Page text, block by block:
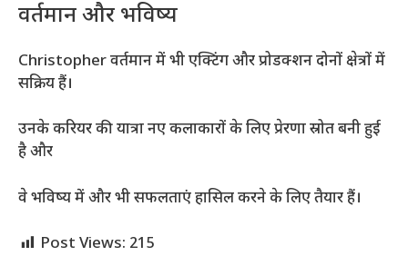
वर्तमान और भविष्य
Christopher वर्तमान में भी एक्टिंग और प्रोडक्शन दोनों क्षेत्रों में
सक्रिय हैं।
उनके करियर की यात्रा नए कलाकारों के लिए प्रेरणा स्रोत बनी हुई
है और
वे भविष्य में और भी सफलताएं हासिल करने के लिए तैयार हैं।
Post Views: 215